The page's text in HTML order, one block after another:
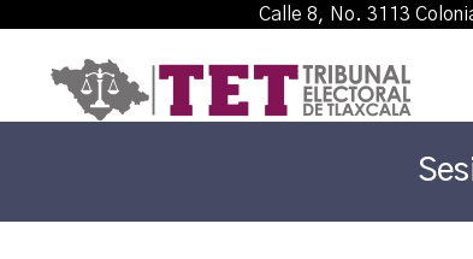
Calle 8, No. 3113